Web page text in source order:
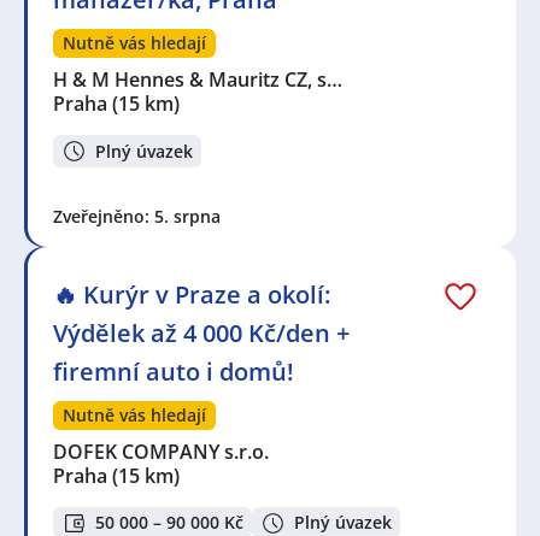
Nutně vás hledají
H & M Hennes & Mauritz CZ, s…
Praha (15 km)
Plný úvazek
Zveřejněno: 5. srpna
🔥 Kurýr v Praze a okolí:
Výdělek až 4 000 Kč/den +
firemní auto i domů!
Nutně vás hledají
DOFEK COMPANY s.r.o.
Praha (15 km)
50 000 – 90 000 Kč
Plný úvazek